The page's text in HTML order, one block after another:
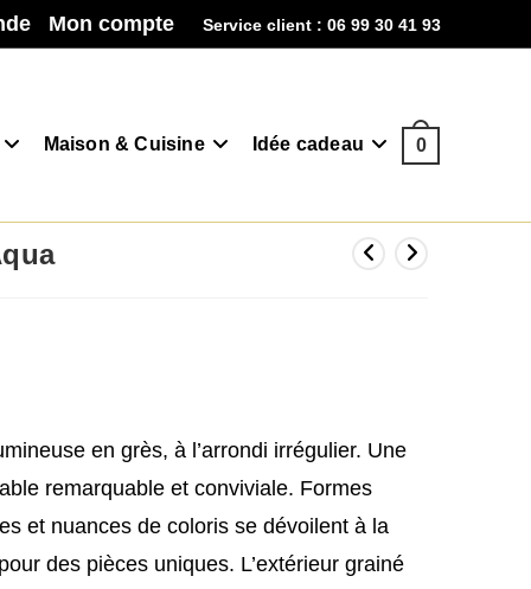
Mon compte Service client : 06 99 30 41 93
Maison & Cuisine Idée cadeau 0
en grès, à l’arrondi irrégulier. Une
remarquable et conviviale. Formes
et nuances de coloris se dévoilent à la
des pièces uniques. L’extérieur grainé